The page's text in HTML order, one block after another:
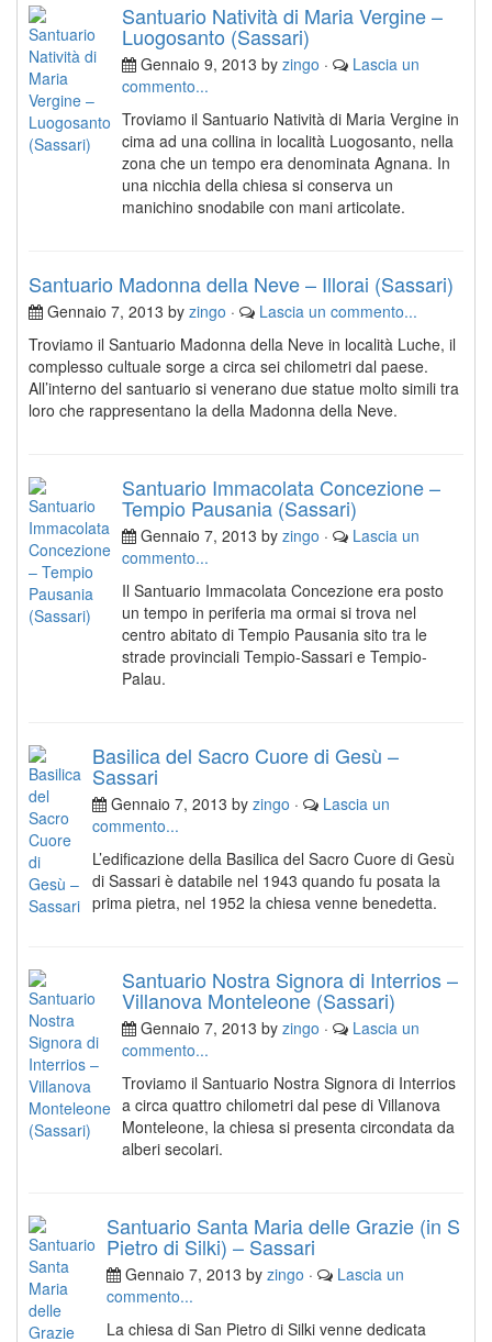
Santuario Natività di Maria Vergine –
Luogosanto (Sassari)
Gennaio 9, 2013 by zingo ·
Lascia un
commento...
Troviamo il Santuario Natività di Maria Vergine in
cima ad una collina in località Luogosanto, nella
zona che un tempo era denominata Agnana. In
una nicchia della chiesa si conserva un
manichino snodabile con mani articolate.
Santuario Madonna della Neve – Illorai (Sassari)
Gennaio 7, 2013 by zingo ·
Lascia un commento...
Troviamo il Santuario Madonna della Neve in località Luche, il
complesso cultuale sorge a circa sei chilometri dal paese.
All’interno del santuario si venerano due statue molto simili tra
loro che rappresentano la della Madonna della Neve.
Santuario Immacolata Concezione –
Tempio Pausania (Sassari)
Gennaio 7, 2013 by zingo ·
Lascia un
commento...
Il Santuario Immacolata Concezione era posto
un tempo in periferia ma ormai si trova nel
centro abitato di Tempio Pausania sito tra le
strade provinciali Tempio-Sassari e Tempio-
Palau.
Basilica del Sacro Cuore di Gesù –
Sassari
Gennaio 7, 2013 by zingo ·
Lascia un
commento...
L’edificazione della Basilica del Sacro Cuore di Gesù
di Sassari è databile nel 1943 quando fu posata la
prima pietra, nel 1952 la chiesa venne benedetta.
Santuario Nostra Signora di Interrios –
Villanova Monteleone (Sassari)
Gennaio 7, 2013 by zingo ·
Lascia un
commento...
Troviamo il Santuario Nostra Signora di Interrios
a circa quattro chilometri dal pese di Villanova
Monteleone, la chiesa si presenta circondata da
alberi secolari.
Santuario Santa Maria delle Grazie (in S
Pietro di Silki) – Sassari
Gennaio 7, 2013 by zingo ·
Lascia un
commento...
La chiesa di San Pietro di Silki venne dedicata